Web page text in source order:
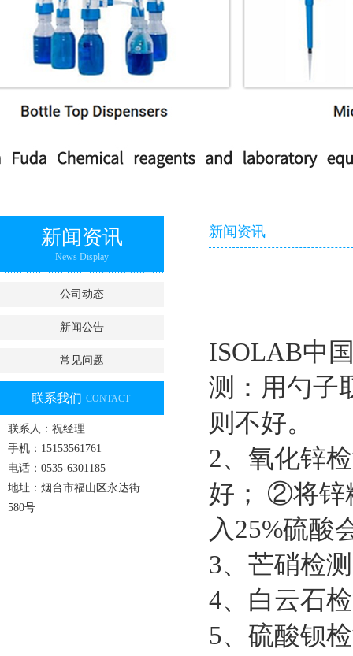
新闻资讯
News Display
公司动态
新闻公告
常见问题
联系我们 CONTACT
联系人：祝经理
手机：15153561761
电话：0535-6301185
地址：烟台市福山区永达街
580号
新闻资讯
ISOLAB中
测：用勺子
则不好。
2、氧化锌
好； ②将锌
入25%硫酸
3、芒硝检
4、白云石
5、硫酸钡